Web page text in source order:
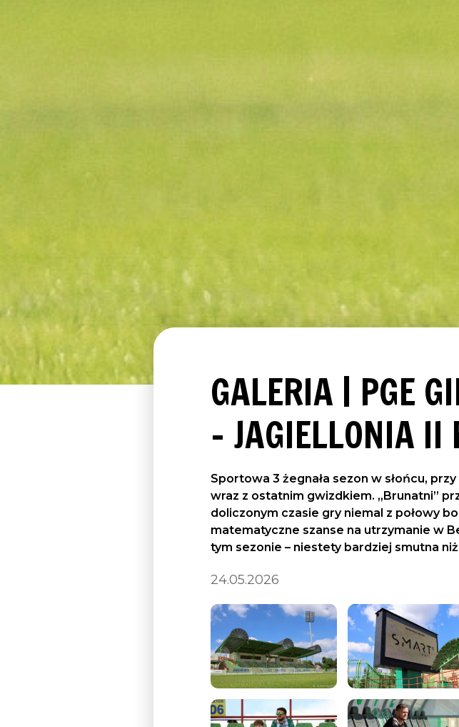
GALERIA | PGE
– JAGIELLONIA II
Sportowa 3 żegnała sezon w słońcu,
wraz z ostatnim gwizdkiem. „Brunatni”
doliczonym czasie gry niemal z połowy
matematyczne szanse na utrzymanie w
tym sezonie – niestety bardziej smutna
24.05.2026